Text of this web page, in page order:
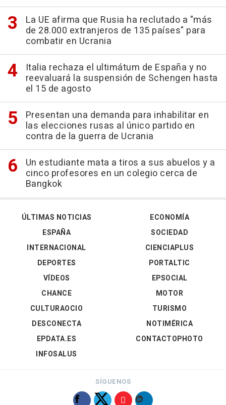
La UE afirma que Rusia ha reclutado a "más
de 28.000 extranjeros de 135 países" para
combatir en Ucrania
Italia rechaza el ultimátum de España y no
reevaluará la suspensión de Schengen hasta
el 15 de agosto
Presentan una demanda para inhabilitar en
las elecciones rusas al único partido en
contra de la guerra de Ucrania
Un estudiante mata a tiros a sus abuelos y a
cinco profesores en un colegio cerca de
Bangkok
ÚLTIMAS NOTICIAS
ESPAÑA
INTERNACIONAL
DEPORTES
VÍDEOS
ECONOMÍA
SOCIEDAD
CIENCIAPLUS
PORTALTIC
EPSOCIAL
CHANCE
CULTURAOCIO
DESCONECTA
EPDATA.ES
INFOSALUS
MOTOR
TURISMO
NOTIMÉRICA
CONTACTOPHOTO
SÍGUENOS